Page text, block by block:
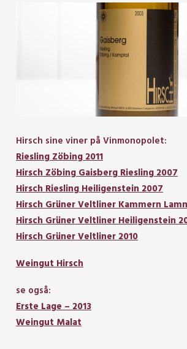
Hirsch sine viner på Vinmonopolet:
Riesling Zöbing 2011
Hirsch Zöbing Gaisberg Riesling 2007
Hirsch Riesling Heiligenstein 2007
Hirsch Grüner Veltliner Kammern
Hirsch Grüner Veltliner Heiligenstein
Hirsch Grüner Veltliner 2010
Weingut Hirsch
se også:
Erste Lage – 2013
Weingut Malat